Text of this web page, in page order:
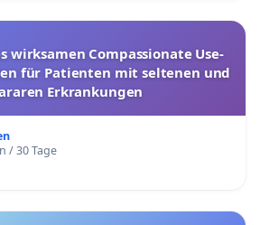
wirksamen Compassionate Use-
für Patienten mit seltenen und
Erkrankungen
/ 30 Tage